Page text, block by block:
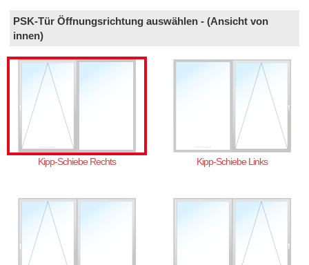
PSK-Tür Öffnungsrichtung auswählen - (Ansicht von
innen)
Kipp-Schiebe Rechts Kipp-Schiebe Links